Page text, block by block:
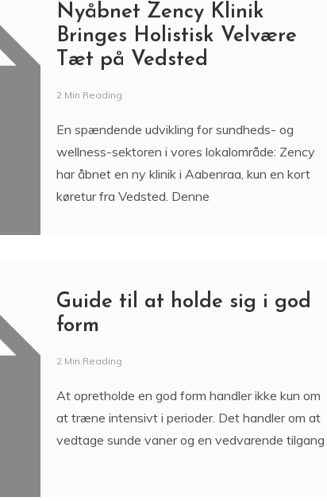
Nyåbnet Zency Klinik
Bringes Holistisk Velvære
Tæt på Vedsted
2 Min Reading
En spændende udvikling for sundheds- og
wellness-sektoren i vores lokalområde: Zency
har åbnet en ny klinik i Aabenraa, kun en kort
køretur fra Vedsted. Denne
Guide til at holde sig i god
form
2 Min Reading
At opretholde en god form handler ikke kun om
at træne intensivt i perioder. Det handler om at
vedtage sunde vaner og en vedvarende tilgang